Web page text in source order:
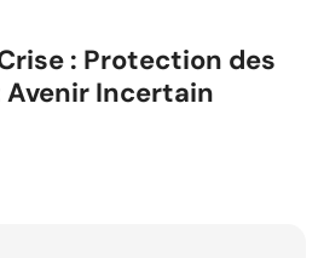
: Protection des
Incertain